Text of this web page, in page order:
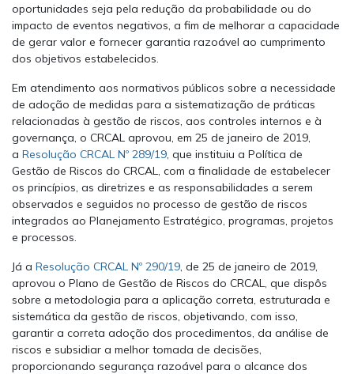
oportunidades seja pela redução da probabilidade ou do
impacto de eventos negativos, a fim de melhorar a capacidade
de gerar valor e fornecer garantia razoável ao cumprimento
dos objetivos estabelecidos.
Em atendimento aos normativos públicos sobre a necessidade
de adoção de medidas para a sistematização de práticas
relacionadas à gestão de riscos, aos controles internos e à
governança, o CRCAL aprovou, em 25 de janeiro de 2019,
a Resolução CRCAL Nº 289/19, que instituiu a Política de
Gestão de Riscos do CRCAL, com a finalidade de estabelecer
os princípios, as diretrizes e as responsabilidades a serem
observados e seguidos no processo de gestão de riscos
integrados ao Planejamento Estratégico, programas, projetos
e processos.
Já a Resolução CRCAL Nº 290/19, de 25 de janeiro de 2019,
aprovou o Plano de Gestão de Riscos do CRCAL, que dispôs
sobre a metodologia para a aplicação correta, estruturada e
sistemática da gestão de riscos, objetivando, com isso,
garantir a correta adoção dos procedimentos, da análise de
riscos e subsidiar a melhor tomada de decisões,
proporcionando segurança razoável para o alcance dos